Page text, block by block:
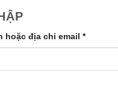
hoặc địa chỉ email *